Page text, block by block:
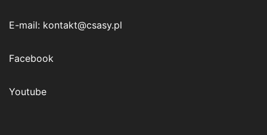
E-mail: kontakt@csasy.pl
Facebook
Youtube